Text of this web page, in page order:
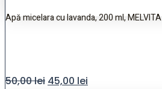
Apă micelara cu lavanda, 200 ml, MELVITA
50,00lei 45,00 lei